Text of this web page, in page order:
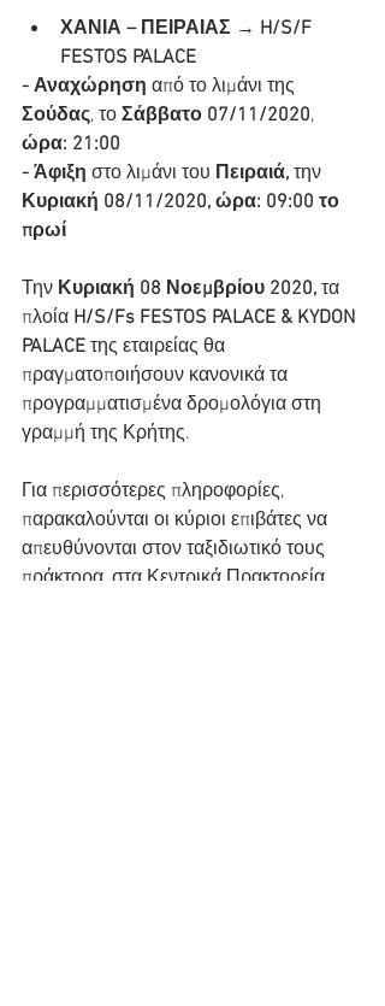
ΧΑΝΙΑ – ΠΕΙΡΑΙΑΣ → H/S/F
FESTOS PALACE
- Αναχώρηση από το λιμάνι της
Σούδας, το Σάββατο 07/11/2020,
ώρα: 21:00
- Άφιξη στο λιμάνι του Πειραιά, την
Κυριακή 08/11/2020, ώρα: 09:00 το
πρωί
Την Κυριακή 08 Νοεμβρίου 2020, τα
πλοία H/S/Fs FESTOS PALACE & KYDON
PALACE της εταιρείας θα
πραγματοποιήσουν κανονικά τα
προγραμματισμένα δρομολόγια στη
γραμμή της Κρήτης.
Για περισσότερες πληροφορίες,
παρακαλούνται οι κύριοι επιβάτες να
απευθύνονται στον ταξιδιωτικό τους
πράκτορα, στα Κεντρικά Πρακτορεία